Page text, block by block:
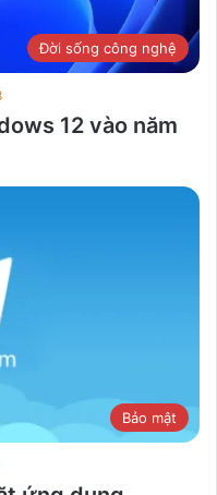
Đời sống công nghệ
12 vào năm
Bảo mật